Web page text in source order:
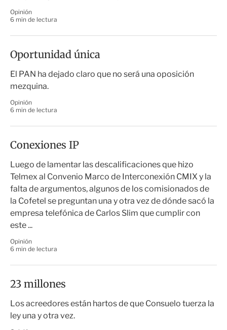
Opinión
6 min de lectura
Oportunidad única
El PAN ha dejado claro que no será una oposición
mezquina.
Opinión
6 min de lectura
Conexiones IP
Luego de lamentar las descalificaciones que hizo
Telmex al Convenio Marco de Interconexión CMIX y la
falta de argumentos, algunos de los comisionados de
la Cofetel se preguntan una y otra vez de dónde sacó la
empresa telefónica de Carlos Slim que cumplir con
este ...
Opinión
6 min de lectura
23 millones
Los acreedores están hartos de que Consuelo tuerza la
ley una y otra vez.